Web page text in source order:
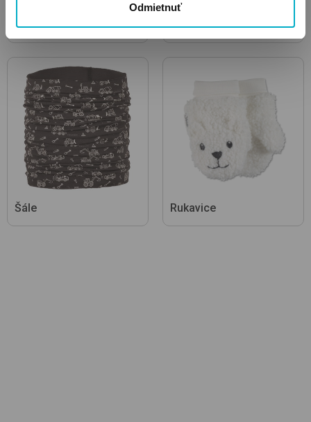
OdmietnuťOveraly, fusaky,
overalové fusaky
Šále Rukavice